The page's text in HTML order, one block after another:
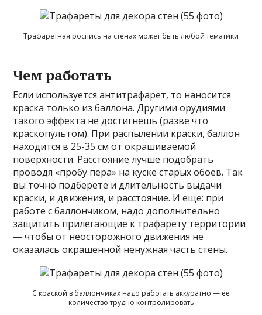
Трафаретная роспись на стенах может быть любой тематики
Чем работать
Если используется антитрафарет, то наносится
краска только из баллона. Другими орудиями
такого эффекта не достигнешь (разве что
краскопультом). При распылении краски, баллон
находится в 25-35 см от окрашиваемой
поверхности. Расстояние лучше подобрать
проводя «пробу пера» на куске старых обоев. Так
вы точно подберете и длительность выдачи
краски, и движения, и расстояние. И еще: при
работе с баллончиком, надо дополнительно
защитить прилегающие к трафарету территории
— чтобы от неосторожного движения не
оказалась окрашенной ненужная часть стены.
С краской в баллончиках надо работать аккуратно — ее
количество трудно контролировать